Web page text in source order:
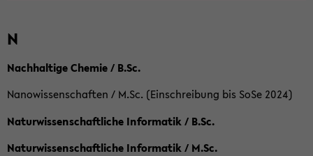
N
Nachhaltige Chemie / B.Sc.
Nanowissenschaften / M.Sc. (Einschreibung bis SoSe 2024)
Naturwissenschaftliche Informatik / B.Sc.
Naturwissenschaftliche Informatik / M.Sc.